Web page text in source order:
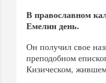
В православном
Емелин день.
Он получил свое
преподобном
Кизическом,